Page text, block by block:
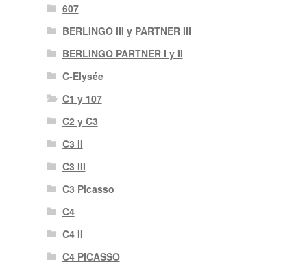
607
BERLINGO III y PARTNER III
BERLINGO PARTNER I y II
C-Elysée
C1 y 107
C2 y C3
C3 II
C3 III
C3 Picasso
C4
C4 II
C4 PICASSO